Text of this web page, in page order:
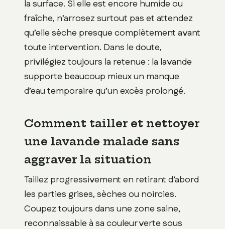
la surface. Si elle est encore humide ou
fraîche, n’arrosez surtout pas et attendez
qu’elle sèche presque complètement avant
toute intervention. Dans le doute,
privilégiez toujours la retenue : la lavande
supporte beaucoup mieux un manque
d’eau temporaire qu’un excès prolongé.
Comment tailler et nettoyer
une lavande malade sans
aggraver la situation
Taillez progressivement en retirant d’abord
les parties grises, sèches ou noircies.
Coupez toujours dans une zone saine,
reconnaissable à sa couleur verte sous